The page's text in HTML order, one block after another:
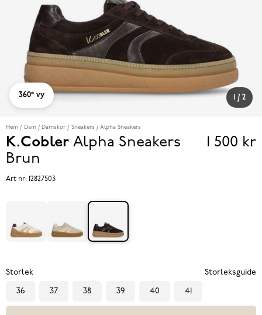
/ 2
360° vy
Hem Dam Damskor Sneakers Alpha Sneakers
K.Cobler Alpha Sneakers
Brun
Pris
1 500 kr
Art nr: 12827503
Storlek Storleksguide
36 37 38 39 40 41